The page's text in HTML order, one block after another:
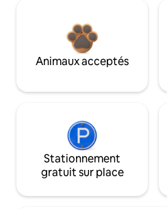
Animaux acceptés
Stationnement
gratuit sur place